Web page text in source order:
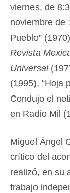
viernes, de
noviembre de
Pueblo”
Revista
Universal
(1995), “Hoja
Condujo el
en Radio Mil
Miguel Ángel
crítico del
realizó, en su
trabajo